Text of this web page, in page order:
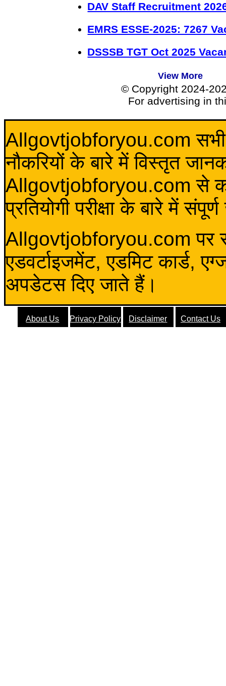
DAV Staff Recruitment
EMRS ESSE-2025: 7267
DSSSB TGT Oct 2025
View More
© Copyright 2024-
For advertising in
Allgovtjobforyou.com सभी
नौकरियों के बारे में विस्तृत
Allgovtjobforyou.com से कोई
प्रतियोगी परीक्षा के बारे में
Allgovtjobforyou.com पर
एडवर्टाइजमेंट, एडमिट कार्ड,
अपडेटस दिए जाते हैं।
About Us Privacy Policy Disclaimer Contact Us